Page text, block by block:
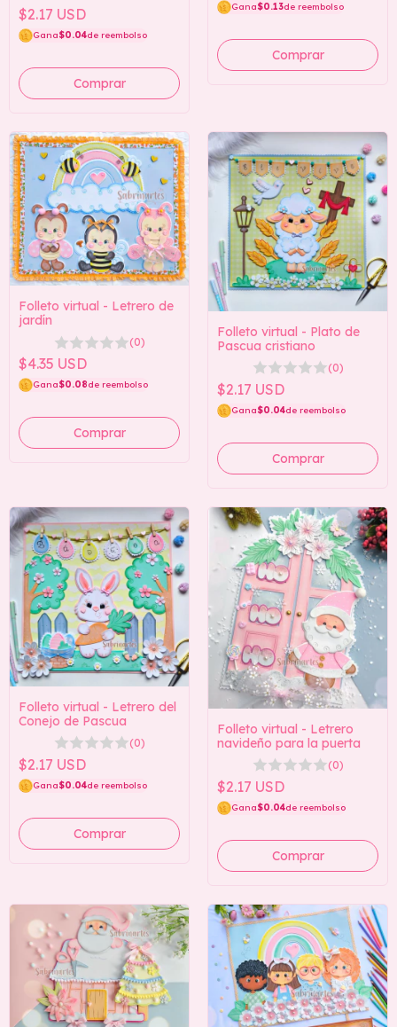
$2.17 USD
Gana$0.04de reembolso
Gana$0.13de reembolso
Folleto virtual - Letrero de
jardín
(0)
$4.35 USD
Gana$0.08de reembolso
Folleto virtual - Plato de
Pascua cristiano
(0)
$2.17 USD
Gana$0.04de reembolso
Folleto virtual - Letrero del
Conejo de Pascua
(0)
$2.17 USD
Gana$0.04de reembolso
Folleto virtual - Letrero
navideño para la puerta
(0)
$2.17 USD
Gana$0.04de reembolso